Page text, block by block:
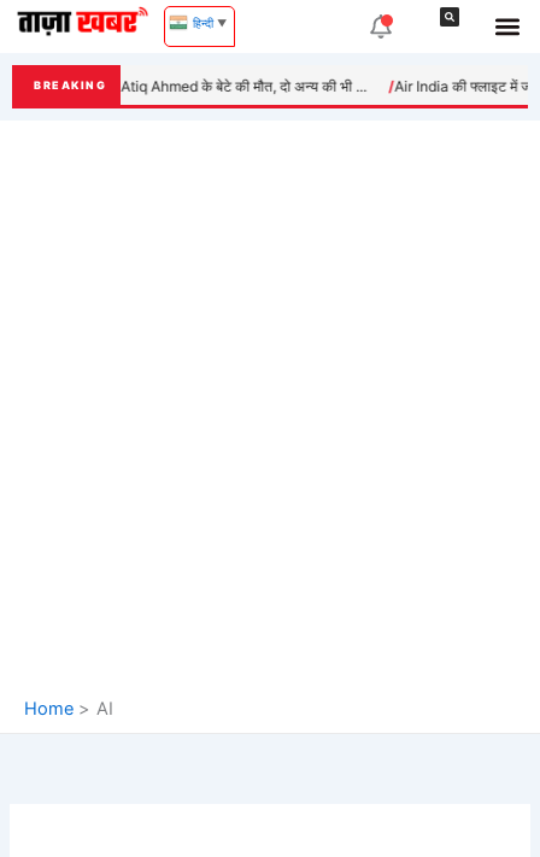
Skip
content
हिन्दी ▼
BREAKING
सड़क हादसे में Atiq Ahmed के बेटे की मौत, दो अन्य की भी ... Air India की फ्लाइट में
Home AI